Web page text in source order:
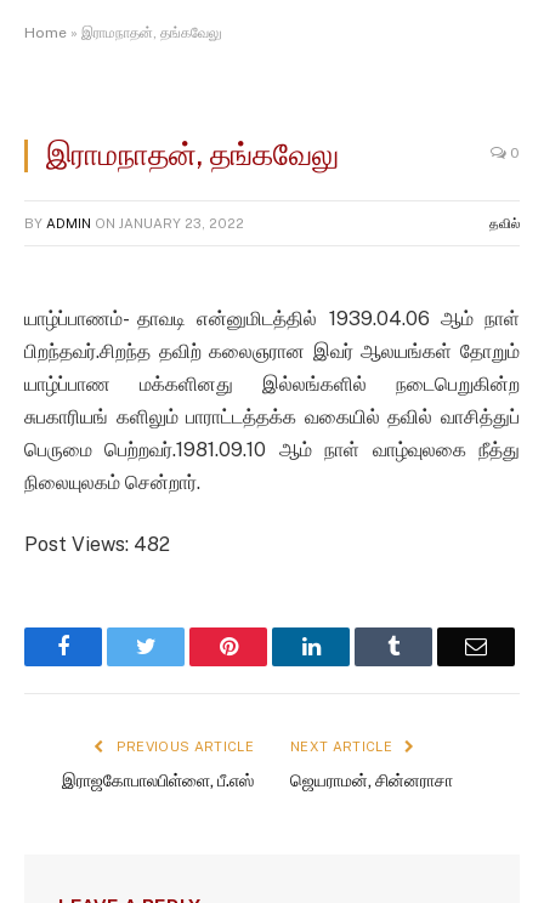
Home » இராமநாதன், தங்கவேலு
இராமநாதன், தங்கவேலு 0
BY ADMIN ON JANUARY 23, 2022 தவில்
யாழ்ப்பாணம்- தாவடி என்னுமிடத்தில் 1939.04.06 ஆம் நாள்
பிறந்தவர்.சிறந்த தவிற் கலைஞரான இவர் ஆலயங்கள் தோறும்
யாழ்ப்பாண மக்களினது இல்லங்களில் நடைபெறுகின்ற
சுபகாரியங் களிலும் பாராட்டத்தக்க வகையில் தவில் வாசித்துப்
பெருமை பெற்றவர்.1981.09.10 ஆம் நாள் வாழ்வுலகை நீத்து
நிலையுலகம் சென்றார்.
Post Views: 482
FacebookTwitter Pinterest LinkedInTumblr Email
PREVIOUS ARTICLE
இராஜகோபாலபிள்ளை, பீ.எஸ்
NEXT ARTICLE
ஜெயராமன், சின்னராசா